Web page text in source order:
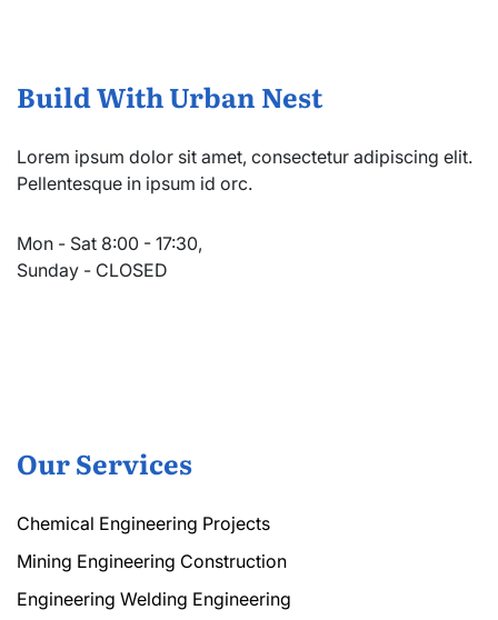
Build With Urban Nest
Lorem ipsum dolor sit amet, consectetur adipiscing elit.
Pellentesque in ipsum id orc.
Mon - Sat 8:00 - 17:30,
Sunday - CLOSED
Our Services
Chemical Engineering Projects
Mining Engineering Construction
Engineering Welding Engineering